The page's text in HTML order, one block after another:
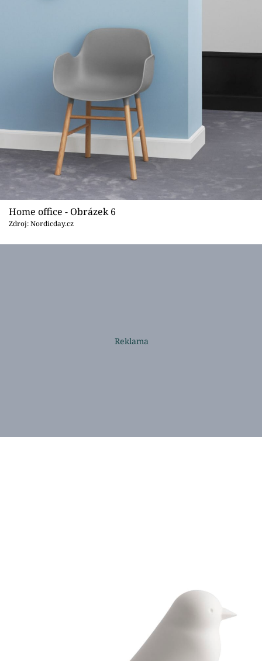
Home office - Obrázek 6
Zdroj: Nordicday.cz